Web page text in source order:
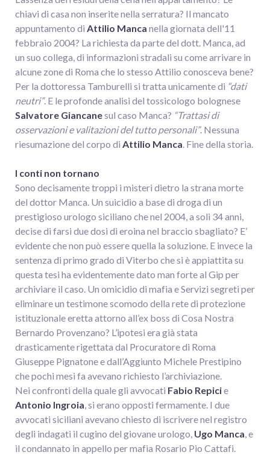
chiavi di casa non inserite nella serratura? Il mancato
appuntamento di Attilio Manca nella giornata dell'11
febbraio 2004? La richiesta da parte del dott. Manca, ad
un suo collega, di informazioni stradali su come arrivare in
alcune zone di Roma che lo stesso Attilio conosceva bene?
Per la dottoressa Tamburelli si tratta unicamente di “dati
neutri”. E le profonde analisi del tossicologo bolognese
Salvatore Giancanesul caso Manca? “Trattasi di
osservazioni e valitazioni del tutto personali”. Nessuna
riesumazione del corpo di Attilio Manca. Fine della storia.
I conti non tornano
Sono decisamente troppi i misteri dietro la strana morte
del dottor Manca. Un suicidio a base di droga di un
prestigioso urologo siciliano che nel 2004, a soli 34 anni,
decise di farsi due dosi di eroina nel braccio sbagliato? E’
evidente che non può essere quella la soluzione. E invece la
sentenza di primo grado di Viterbo che si è appiattita su
questa tesi ha evidentemente dato man forte al Gip per
archiviare il caso. Un omicidio di mafia e Servizi segreti per
eliminare un testimone scomodo della rete di protezione
istituzionale eretta attorno all’ex boss di Cosa Nostra
Bernardo Provenzano? L’ipotesi era già stata
drasticamente rigettata dal Procuratore di Roma
Giuseppe Pignatone e dall’Aggiunto Michele Prestipino
che pochi mesi fa avevano richiesto l’archiviazione.
Nei confronti della quale gli avvocati Fabio Repicie
Antonio Ingroia, si erano opposti fermamente. I due
avvocati siciliani avevano chiesto di iscrivere nel registro
degli indagati il cugino del giovane urologo, Ugo Manca, e
il condannato in appello per mafia Rosario Pio Cattafi.